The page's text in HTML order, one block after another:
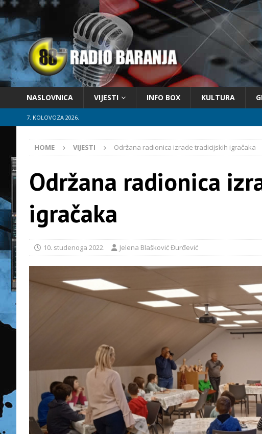
NASLOVNICA VIJESTI INFO BOX KULTURA
7. KOLOVOZA 2026.
HOME VIJESTI Održana radionica izrade tradicijskih igračaka
Održana radionica
igračaka
10. studenoga 2022. Jelena Blašković Đurđević